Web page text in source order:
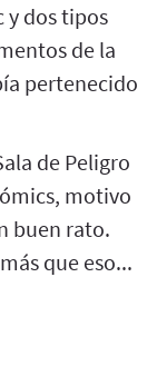
y dos tipos
de la
pertenecido
de Peligro
motivo
buen rato.
que eso...